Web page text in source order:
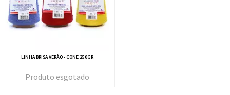
LINHA BRISA VERÃO - CONE 250GR
esgotado